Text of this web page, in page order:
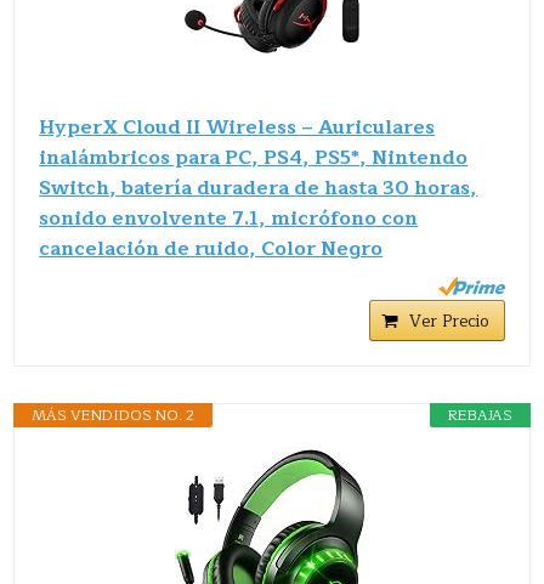
HyperX Cloud II Wireless – Auriculares
inalámbricos para PC, PS4, PS5*, Nintendo
Switch, batería duradera de hasta 30 horas,
sonido envolvente 7.1, micrófono con
cancelación de ruido, Color Negro
Ver Precio
REBAJAS
MÁS VENDIDOS NO. 2